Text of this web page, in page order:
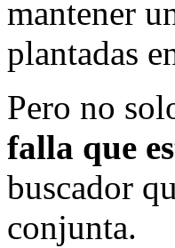
mantener
plantadas
Pero no
falla que
buscador
conjunta.